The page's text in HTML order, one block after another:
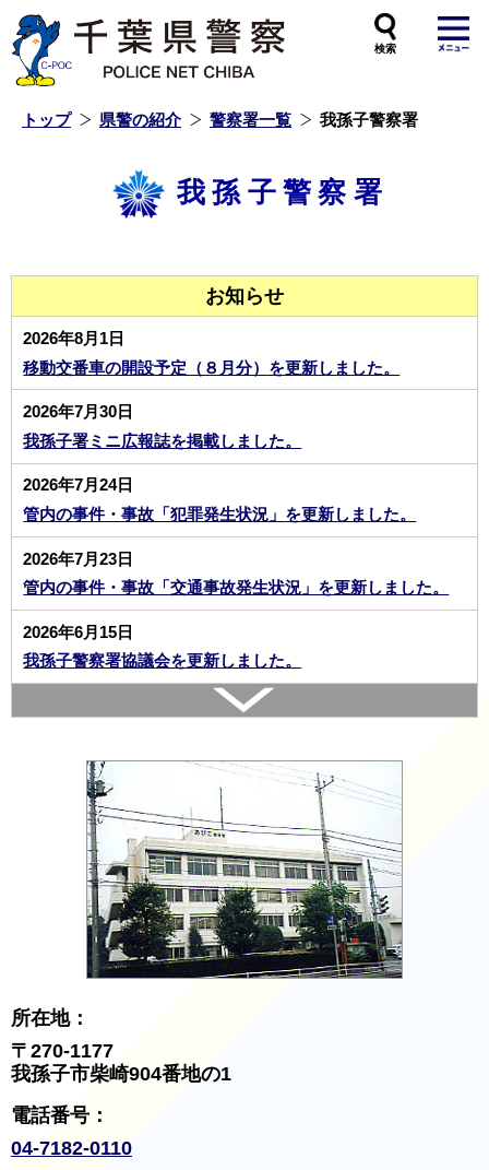
トップ 県警の紹介 警察署一覧 我孫子警察署
我孫子警察署
お知らせ
2026年8月1日
移動交番車の開設予定（８月分）を更新しました。
2026年7月30日
我孫子署ミニ広報誌を掲載しました。
2026年7月24日
管内の事件・事故「犯罪発生状況」を更新しました。
2026年7月23日
管内の事件・事故「交通事故発生状況」を更新しました。
2026年6月15日
我孫子警察署協議会を更新しました。
所在地：
〒270-1177
我孫子市柴崎904番地の1
電話番号：
04-7182-0110